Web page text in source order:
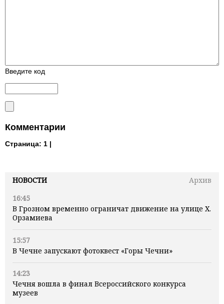
НОВОСТИ
Архив
16:45
В Грозном временно ограничат движение на улице Х.
Орзамиева
15:57
В Чечне запускают фотоквест «Горы Чечни»
14:23
Чечня вошла в финал Всероссийского конкурса
музеев
Введите код
Комментарии
Страница: 1 |